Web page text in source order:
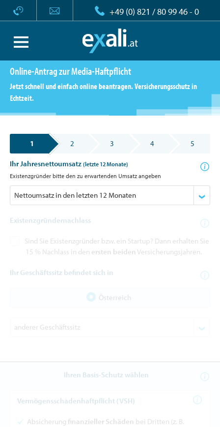
+49 (0) 821 / 80 99 46 - 0
Online-Antrag zur Media-Haftpflicht
Jetzt schnell und einfach online beantragen. Versicherungsschutz in
Echtzeit.
1 2 3 4 5
Ihr Jahresnettoumsatz (letzte 12 Monate)
Existenzgründer bitte den zu erwartenden Umsatz angeben
Existenzgründernachlass
Sind Sie Existenzgründer bzw. ein Startup? Dann erhalten Sie
15 % Nachlass in den ersten beiden Versicherungsjahren.
Ihr Geschäftssitz befindet sich in
Österreich
Ihren Basis-Schutz wählen
Vermögensschadenhaftpflicht (VSH)
Absicherung finanzieller Schäden bei Dritten (z. B.